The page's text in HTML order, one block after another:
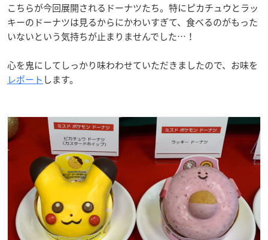
こちらが今回展開されるドーナツたち。特にピカチュウとラッ
キーのドーナツは見るからにかわいすぎて、食べるのがもった
いないという気持ちが止まりませんでした…！
心を鬼にしてしっかり味わわせていただきましたので、お味を
レポート します。